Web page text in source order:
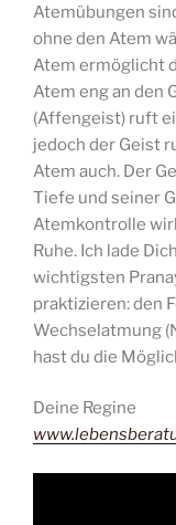
Atemübungen
ohne den Atem
Atem ermöglicht
Atem eng an den
(Affengeist) ruft
jedoch der Geist
Atem auch. Der
Tiefe und seiner
Atemkontrolle
Ruhe. Ich lade
wichtigsten
praktizieren: den
Wechselatmung
hast du die
Deine Regine